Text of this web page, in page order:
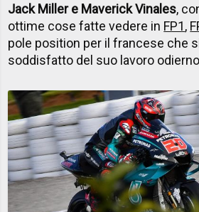
Jack Miller e Maverick Vinales,
ottime cose fatte vedere in FP1,
pole position per il francese che
soddisfatto del suo lavoro